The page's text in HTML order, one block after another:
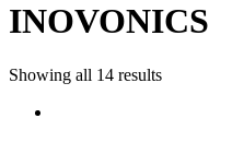
INOVONICS
Showing all 14 results